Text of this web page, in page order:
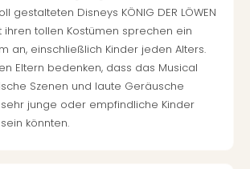
gestalteten Disneys KÖNIG DER LÖWEN
ihren tollen Kostümen sprechen ein
an, einschließlich Kinder jeden Alters.
Eltern bedenken, dass das Musical
Szenen und laute Geräusche
junge oder empfindliche Kinder
könnten.